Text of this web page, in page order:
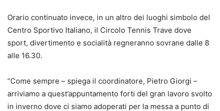
Orario continuato invece, in un altro dei luoghi simbolo del
Centro Sportivo Italiano, il Circolo Tennis Trave dove
sport, divertimento e socialità regneranno sovrane dalle 8
alle 16.30.
“Come sempre – spiega il coordinatore, Pietro Giorgi –
arriviamo a quest’appuntamento forti del gran lavoro svolto
in inverno dove ci siamo adoperati per la messa a punto di